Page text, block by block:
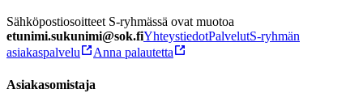
Sähköpostiosoitteet S-ryhmässä ovat muotoa
etunimi.sukunimi@sok.fiYhteystiedotPalvelutS-ryhmän
asiakaspalvelu
Anna palautetta
Asiakasomistaja